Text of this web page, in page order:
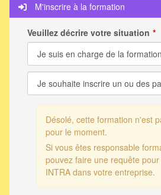
M'inscrire à la formation
Veuillez décrire votre situation
Désolé, cette formation n'est
pour le moment.
Si vous êtes responsable
pouvez faire une requête
INTRA dans votre entreprise.